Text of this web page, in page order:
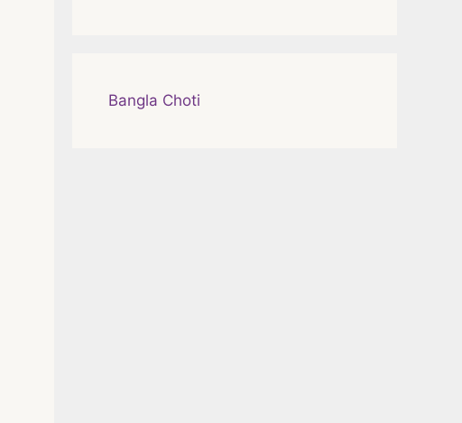
Bangla Choti